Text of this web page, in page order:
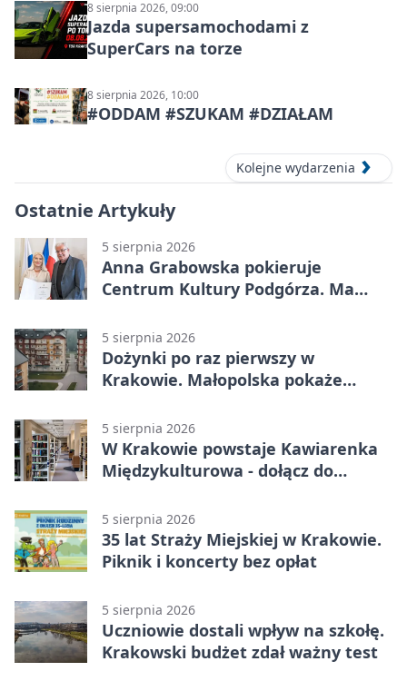
8 sierpnia 2026, 09:00
Jazda supersamochodami z
SuperCars na torze
8 sierpnia 2026, 10:00
#ODDAM #SZUKAM #DZIAŁAM
Kolejne wydarzenia
Ostatnie Artykuły
5 sierpnia 2026
Anna Grabowska pokieruje
Centrum Kultury Podgórza. Ma
5 sierpnia 2026
Dożynki po raz pierwszy w
Krakowie. Małopolska pokaże
5 sierpnia 2026
W Krakowie powstaje Kawiarenka
Międzykulturowa - dołącz do
5 sierpnia 2026
35 lat Straży Miejskiej w Krakowie.
Piknik i koncerty bez opłat
5 sierpnia 2026
Uczniowie dostali wpływ na szkołę.
Krakowski budżet zdał ważny test